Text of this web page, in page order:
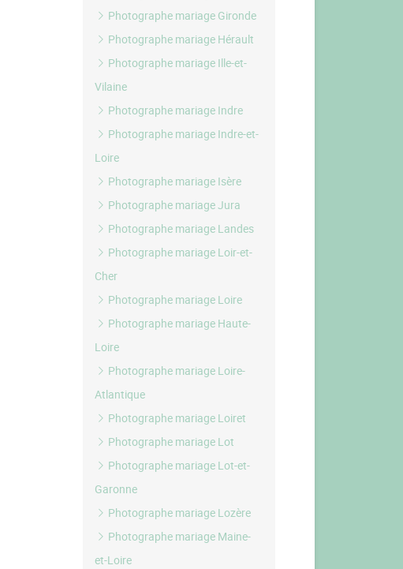
Photographe mariage Gironde
Photographe mariage Hérault
Photographe mariage Ille-et-
Vilaine
Photographe mariage Indre
Photographe mariage Indre-et-
Loire
Photographe mariage Isère
Photographe mariage Jura
Photographe mariage Landes
Photographe mariage Loir-et-
Cher
Photographe mariage Loire
Photographe mariage Haute-
Loire
Photographe mariage Loire-
Atlantique
Photographe mariage Loiret
Photographe mariage Lot
Photographe mariage Lot-et-
Garonne
Photographe mariage Lozère
Photographe mariage Maine-
et-Loire